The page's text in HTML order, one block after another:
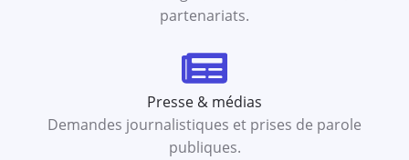
partenariats.
Presse & médias
Demandes journalistiques et prises de parole
publiques.